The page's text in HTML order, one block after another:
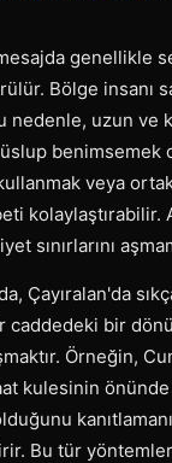
genellikle
Bölge insanı
nedenle, uzun ve
benimsemek
veya ortak
kolaylaştırabilir.
sınırlarını
Çayıralan'da
bir
Örneğin,
kulesinin
Bu tür